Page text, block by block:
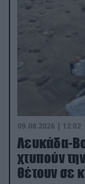
09.08.2026 | 12:02
Λευκάδα-
χτυπούν
θέτουν σε